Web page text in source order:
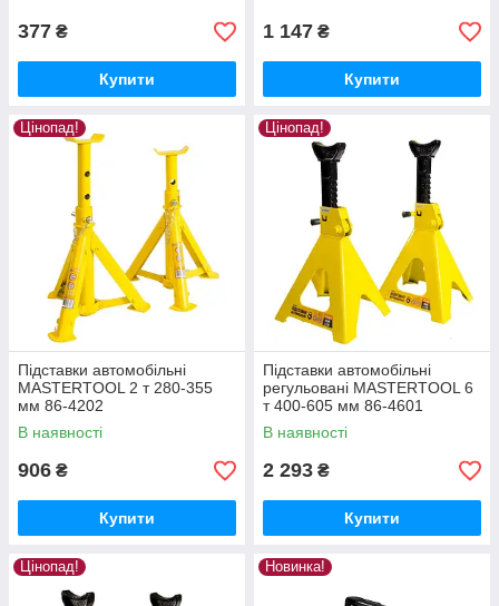
377 ₴
Купити
1 147 ₴
Купити
Цінопад!
Підставки автомобільні
MASTERTOOL 2 т 280-355
мм 86-4202
В наявності
906 ₴
Купити
Цінопад!
Підставки автомобільні
регульовані MASTERTOOL 6
т 400-605 мм 86-4601
В наявності
2 293 ₴
Купити
Цінопад! Новинка!